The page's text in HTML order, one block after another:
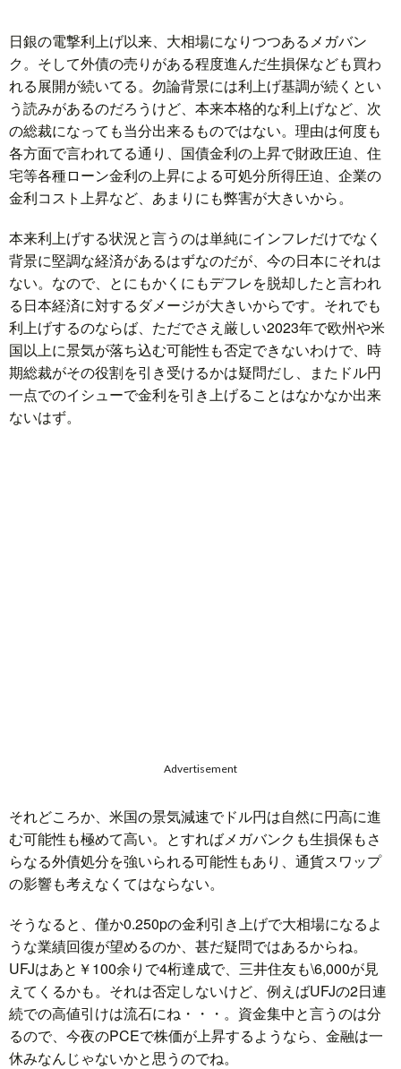
日銀の電撃利上げ以来、大相場になりつつあるメガバン
ク。そして外債の売りがある程度進んだ生損保なども買わ
れる展開が続いてる。勿論背景には利上げ基調が続くとい
う読みがあるのだろうけど、本来本格的な利上げなど、次
の総裁になっても当分出来るものではない。理由は何度も
各方面で言われてる通り、国債金利の上昇で財政圧迫、住
宅等各種ローン金利の上昇による可処分所得圧迫、企業の
金利コスト上昇など、あまりにも弊害が大きいから。
本来利上げする状況と言うのは単純にインフレだけでなく
背景に堅調な経済があるはずなのだが、今の日本にそれは
ない。なので、とにもかくにもデフレを脱却したと言われ
る日本経済に対するダメージが大きいからです。それでも
利上げするのならば、ただでさえ厳しい2023年で欧州や米
国以上に景気が落ち込む可能性も否定できないわけで、時
期総裁がその役割を引き受けるかは疑問だし、またドル円
一点でのイシューで金利を引き上げることはなかなか出来
ないはず。
Advertisement
それどころか、米国の景気減速でドル円は自然に円高に進
む可能性も極めて高い。とすればメガバンクも生損保もさ
らなる外債処分を強いられる可能性もあり、通貨スワップ
の影響も考えなくてはならない。
そうなると、僅か0.250pの金利引き上げで大相場になるよ
うな業績回復が望めるのか、甚だ疑問ではあるからね。
UFJはあと￥100余りで4桁達成で、三井住友も\6,000が見
えてくるかも。それは否定しないけど、例えばUFJの2日連
続での高値引けは流石にね・・・。資金集中と言うのは分
るので、今夜のPCEで株価が上昇するようなら、金融は一
休みなんじゃないかと思うのでね。